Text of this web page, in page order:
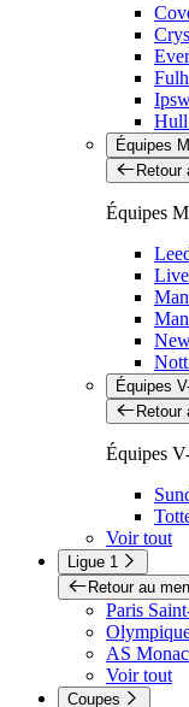
Équipes
Retour
Équipes
Équipes
Retour
Équipes
Voir tout
Ligue 1
Retour au
Paris
AS
Voir tout
Coupes